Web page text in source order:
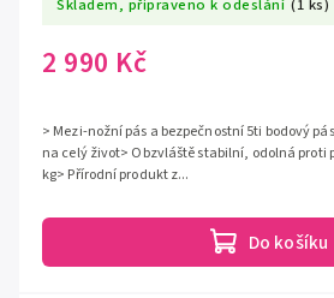
Skladem, připraveno k odeslání (1 ks)
2 990 Kč
Do košíku
> Mezi-nožní pás a bezpečnostní 5ti bodový
na celý život> Obzvláště stabilní, odolná proti
kg> Přírodní produkt z...